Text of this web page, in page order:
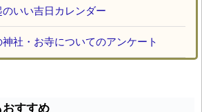
いい吉日カレンダー
社・お寺についてのアンケート
おすすめ